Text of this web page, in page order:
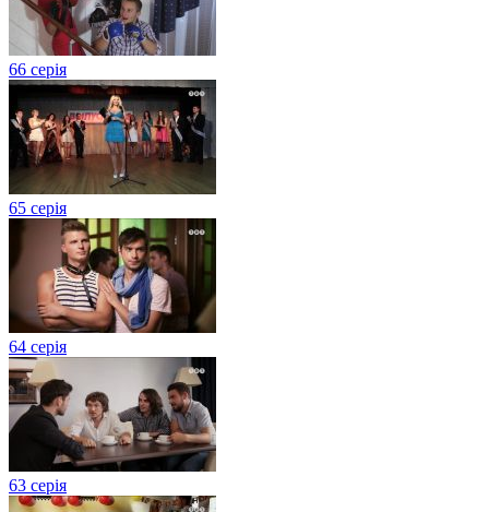
66 серія
65 серія
64 серія
63 серія